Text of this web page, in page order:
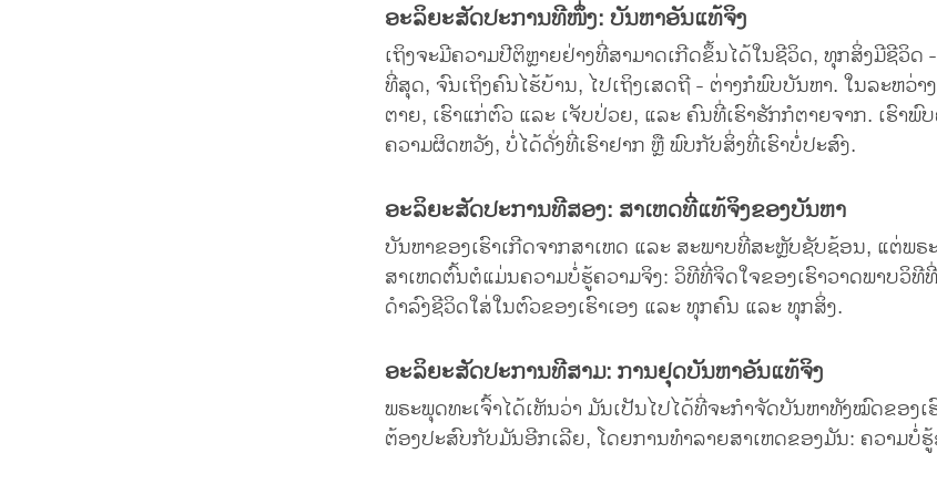
ອະລິຍະສັດປະການທີໜຶ່ງ: ບັນຫາອັນແທ້ຈິງ
ເຖິງຈະມີຄວາມປີຕິຫຼາຍຢ່າງທີ່ສາມາດເກີດຂຶ້ນໄດ້ໃນຊີວິດ, ທຸກສິ່ງມີຊີວິດ
ທີ່ສຸດ, ຈົນເຖິງຄົນໄຮ້ບ້ານ, ໄປເຖິງເສດຖີ - ຕ່າງກໍພົບບັນຫາ. ໃນລະຫວ່າ
ຕາຍ, ເຮົາແກ່ຕົວ ແລະ ເຈັບປ່ວຍ, ແລະ ຄົນທີ່ເຮົາຮັກກໍຕາຍຈາກ. ເຮົາພົ
ຄວາມຜິດຫວັງ, ບໍ່ໄດ້ດັ່ງທີ່ເຮົາຢາກ ຫຼື ພົບກັບສິ່ງທີ່ເຮົາບໍ່ປະສົງ.
ອະລິຍະສັດປະການທີສອງ: ສາເຫດທີ່ແທ້ຈິງຂອງບັນຫາ
ບັນຫາຂອງເຮົາເກີດຈາກສາເຫດ ແລະ ສະພາບທີ່ສະຫຼັບຊັບຊ້ອນ, ແຕ່ພຣ
ສາເຫດຕົ້ນຕໍແມ່ນຄວາມບໍ່ຮູ້ຄວາມຈິງ: ວິທີທີ່ຈິດໃຈຂອງເຮົາວາດພາບວິທີ
ດຳລົງຊີວິດໃສ່ໃນຕົວຂອງເຮົາເອງ ແລະ ທຸກຄົນ ແລະ ທຸກສິ່ງ.
ອະລິຍະສັດປະການທີສາມ: ການຢຸດບັນຫາອັນແທ້ຈິງ
ພຣະພຸດທະເຈົ້າໄດ້ເຫັນວ່າ ມັນເປັນໄປໄດ້ທີ່ຈະກຳຈັດບັນຫາທັງໝົດຂອງເ
ຕ້ອງປະສົບກັບມັນອີກເລີຍ, ໂດຍການທຳລາຍສາເຫດຂອງມັນ: ຄວາມບໍ່ຮູ້